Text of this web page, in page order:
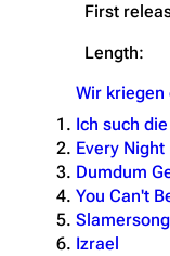
First
Length:
Wir kriegen
Ich such
Every Night
Dumdum
You Can't
Slamersong
Izrael